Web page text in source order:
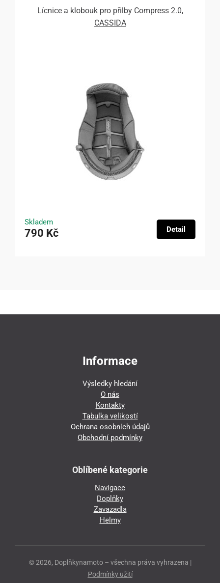
Lícnice a klobouk pro přilby Compress 2.0,
CASSIDA
Skladem
790 Kč Detail
Informace
Výsledky hledání
O nás
Kontakty
Tabulka velikostí
Ochrana osobních údajů
Obchodní podmínky
Oblíbené kategorie
Navigace
Doplňky
Zavazadla
Helmy
© 2026, Doplňkynamoto – všechna práva vyhrazena |
Podmínky užití